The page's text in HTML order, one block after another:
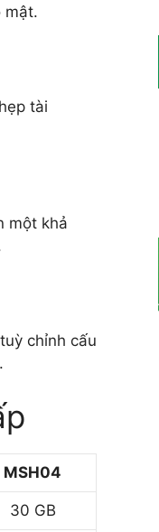
mật.
tài
một khả
chỉnh cấu
MSH04
30 GB